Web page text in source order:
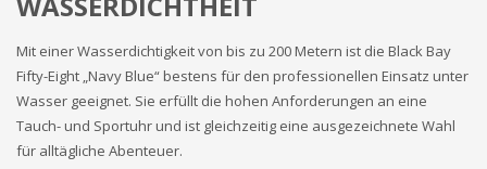
Mit einer Wasserdichtigkeit von bis zu 200 Metern ist die Black Bay
Fifty-Eight „Navy Blue“ bestens für den professionellen Einsatz unter
Wasser geeignet. Sie erfüllt die hohen Anforderungen an eine
Tauch- und Sportuhr und ist gleichzeitig eine ausgezeichnete Wahl
für alltägliche Abenteuer.